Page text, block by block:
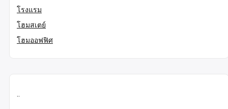
โรงแรม
โฮมสเตย์
โฮมออฟฟิศ
..